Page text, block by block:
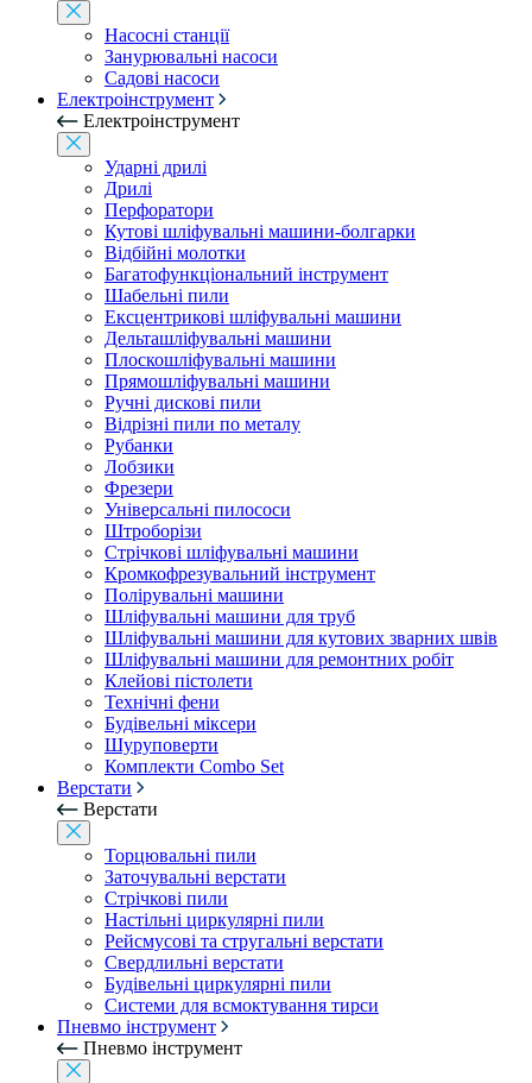
Насосні станції
Занурювальні насоси
Садові насоси
Електроінструмент
Електроінструмент
Ударні дрилі
Дрилі
Перфоратори
Кутові шліфувальні машини-болгарки
Відбійні молотки
Багатофункціональний інструмент
Шабельні пили
Ексцентрикові шліфувальні машини
Дельташліфувальні машини
Плоскошліфувальні машини
Прямошліфувальні машини
Ручні дискові пили
Відрізні пили по металу
Рубанки
Лобзики
Фрезери
Універсальні пилососи
Штроборізи
Стрічкові шліфувальні машини
Кромкофрезувальний інструмент
Полірувальні машини
Шліфувальні машини для труб
Шліфувальні машини для кутових зварних швів
Шліфувальні машини для ремонтних робіт
Клейові пістолети
Технічні фени
Будівельні міксери
Шуруповерти
Комплекти Combo Set
Верстати
Верстати
Торцювальні пили
Заточувальні верстати
Стрічкові пили
Настільні циркулярні пили
Рейсмусові та стругальні верстати
Свердлильні верстати
Будівельні циркулярні пили
Системи для всмоктування тирси
Пневмо інструмент
Пневмо інструмент